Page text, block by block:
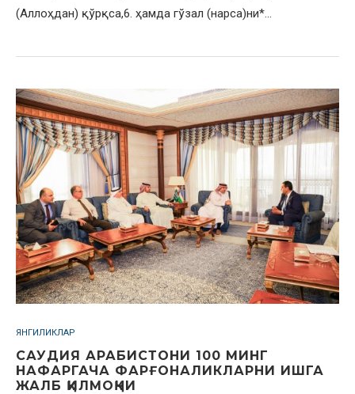
(Аллоҳдан) қўрқса,6. ҳамда гўзал (нарса)ни*…
ЯНГИЛИКЛАР
САУДИЯ АРАБИСТОНИ 100 МИНГ
НАФАРГАЧА ФАРҒОНАЛИКЛАРНИ ИШГА
ЖАЛБ ҚИЛМОҚЧИ